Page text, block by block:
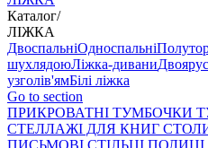
Каталог/
ЛІЖКА
ДвоспальніОдноспальні
шухлядоюЛіжка-дивани
узголів'ямБілі ліжка
Go to section
ПРИКРОВАТНІ ТУМБОЧКИ
СТЕЛЛАЖІ ДЛЯ КНИГ
ПИСЬМОВІ СТІЛЬЦI ПОЛИЦІ